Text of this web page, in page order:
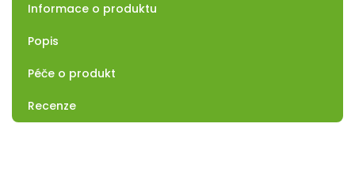
Informace o produktu
Popis
Péče o produkt
Recenze